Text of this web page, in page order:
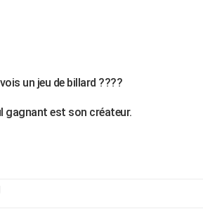
un jeu de billard ????
gagnant est son créateur.